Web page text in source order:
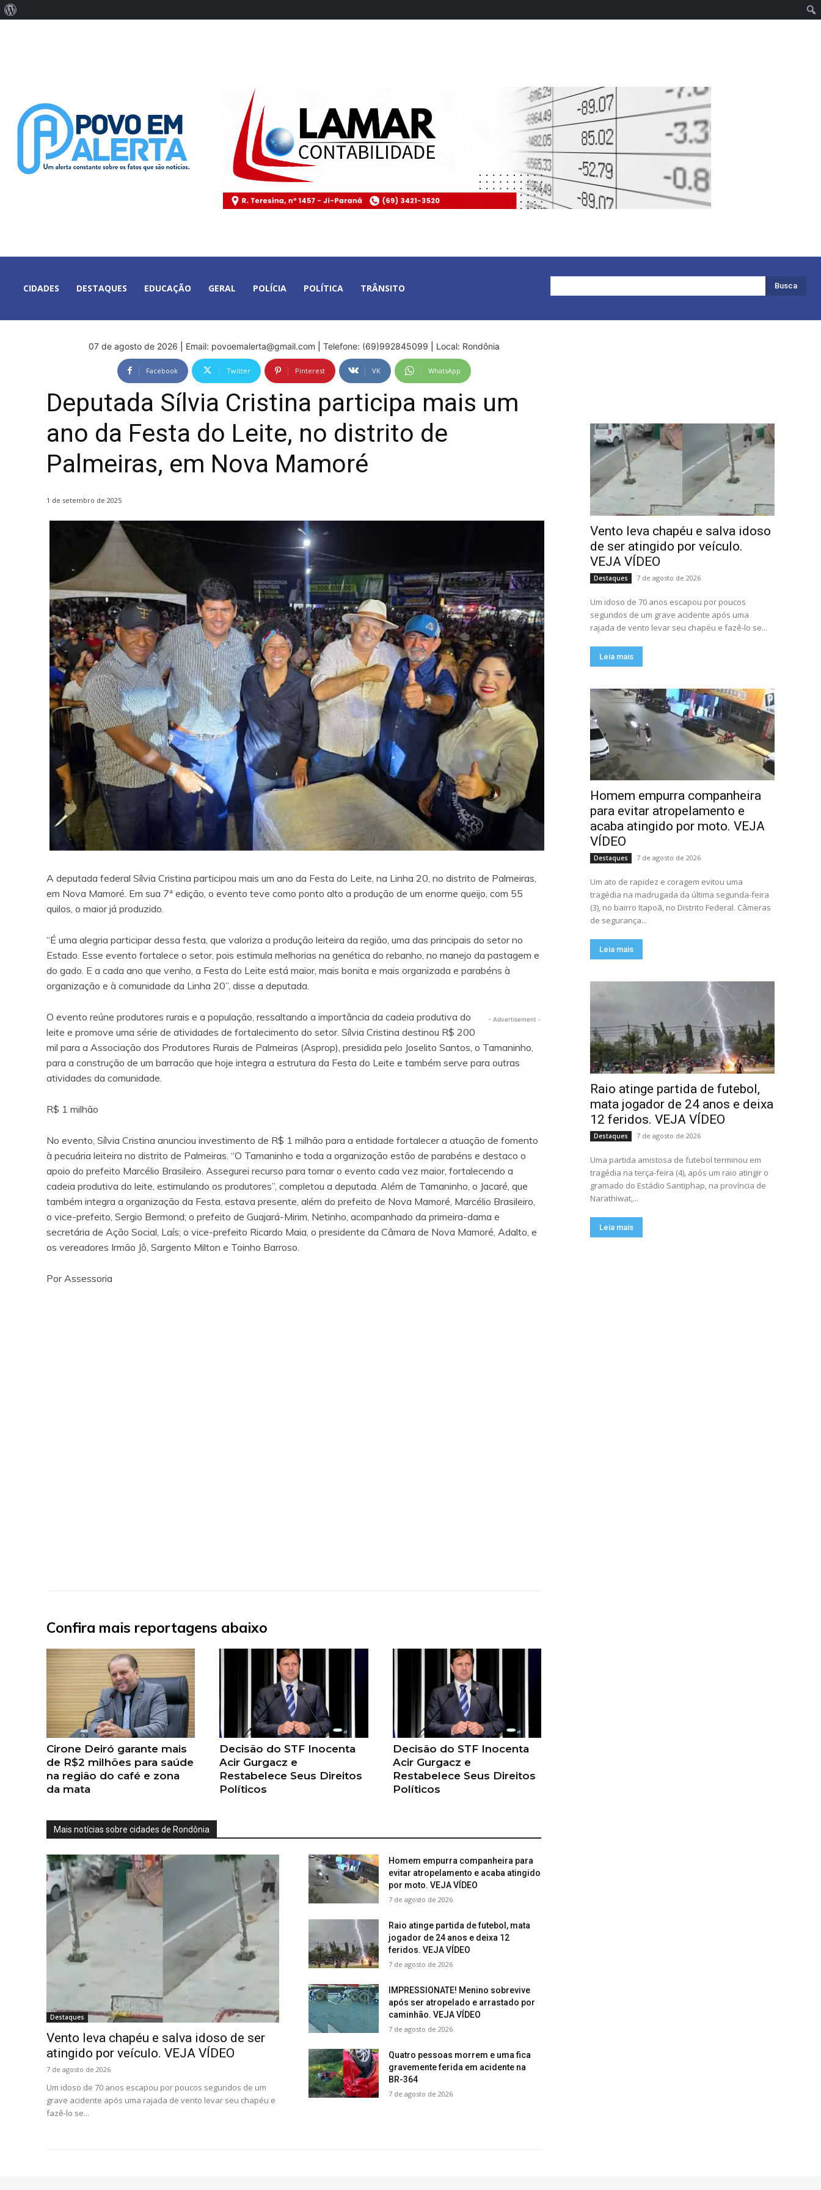
CIDADES DESTAQUES EDUCAÇÃO GERAL POLÍCIA POLÍTICA TRÂNSITO Busca
07 de agosto de 2026 Email: povoemalerta@gmail.com Telefone: (69)992845099 Local: Rondônia
Facebook Twitter Pinterest VK WhatsApp
Deputada Sílvia Cristina participa mais um
ano da Festa do Leite, no distrito de
Palmeiras, em Nova Mamoré
1 de setembro de 2025
A deputada federal Sílvia Cristina participou mais um ano da Festa do Leite, na Linha 20, no distrito de Palmeiras,
em Nova Mamoré. Em sua 7ª edição, o evento teve como ponto alto a produção de um enorme queijo, com 55
quilos, o maior já produzido.
“É uma alegria participar dessa festa, que valoriza a produção leiteira da região, uma das principais do setor no
Estado. Esse evento fortalece o setor, pois estimula melhorias na genética do rebanho, no manejo da pastagem e
do gado. E a cada ano que venho, a Festa do Leite está maior, mais bonita e mais organizada e parabéns à
organização e à comunidade da Linha 20”, disse a deputada.
- Advertisement -
O evento reúne produtores rurais e a população, ressaltando a importância da cadeia produtiva do
leite e promove uma série de atividades de fortalecimento do setor. Sílvia Cristina destinou R$ 200
mil para a Associação dos Produtores Rurais de Palmeiras (Asprop), presidida pelo Joselito Santos, o Tamaninho,
para a construção de um barracão que hoje integra a estrutura da Festa do Leite e também serve para outras
atividades da comunidade.
R$ 1 milhão
No evento, Sílvia Cristina anunciou investimento de R$ 1 milhão para a entidade fortalecer a atuação de fomento
à pecuária leiteira no distrito de Palmeiras. “O Tamaninho e toda a organização estão de parabéns e destaco o
apoio do prefeito Marcélio Brasileiro. Assegurei recurso para tornar o evento cada vez maior, fortalecendo a
cadeia produtiva do leite, estimulando os produtores”, completou a deputada. Além de Tamaninho, o Jacaré, que
também integra a organização da Festa, estava presente, além do prefeito de Nova Mamoré, Marcélio Brasileiro,
o vice-prefeito, Sergio Bermond; o prefeito de Guajará-Mirim, Netinho, acompanhado da primeira-dama e
secretária de Ação Social, Laís; o vice-prefeito Ricardo Maia, o presidente da Câmara de Nova Mamoré, Adalto, e
os vereadores Irmão Jô, Sargento Milton e Toinho Barroso.
Por Assessoria
Confira mais reportagens abaixo
Cirone Deiró garante mais
de R$2 milhões para saúde
na região do café e zona
da mata
Decisão do STF Inocenta
Acir Gurgacz e
Restabelece Seus Direitos
Políticos
Decisão do STF Inocenta
Acir Gurgacz e
Restabelece Seus Direitos
Políticos
Mais notícias sobre cidades de Rondônia
Destaques
Vento leva chapéu e salva idoso de ser
atingido por veículo. VEJA VÍDEO
7 de agosto de 2026
Um idoso de 70 anos escapou por poucos segundos de um
grave acidente após uma rajada de vento levar seu chapéu e
fazê-lo se...
Homem empurra companheira para
evitar atropelamento e acaba atingido
por moto. VEJA VÍDEO
7 de agosto de 2026
Raio atinge partida de futebol, mata
jogador de 24 anos e deixa 12
feridos. VEJA VÍDEO
7 de agosto de 2026
IMPRESSIONATE! Menino sobrevive
após ser atropelado e arrastado por
caminhão. VEJA VÍDEO
7 de agosto de 2026
Quatro pessoas morrem e uma fica
gravemente ferida em acidente na
BR-364
7 de agosto de 2026
Vento leva chapéu e salva idoso
de ser atingido por veículo.
VEJA VÍDEO
Destaques 7 de agosto de 2026
Um idoso de 70 anos escapou por poucos
segundos de um grave acidente após uma
rajada de vento levar seu chapéu e fazê-lo se...
Leia mais
Homem empurra companheira
para evitar atropelamento e
acaba atingido por moto. VEJA
VÍDEO
Destaques 7 de agosto de 2026
Um ato de rapidez e coragem evitou uma
tragédia na madrugada da última segunda-feira
(3), no bairro Itapoã, no Distrito Federal. Câmeras
de segurança...
Leia mais
Raio atinge partida de futebol,
mata jogador de 24 anos e deixa
12 feridos. VEJA VÍDEO
Destaques 7 de agosto de 2026
Uma partida amistosa de futebol terminou em
tragédia na terça-feira (4), após um raio atingir o
gramado do Estádio Santiphap, na província de
Narathiwat,...
Leia mais